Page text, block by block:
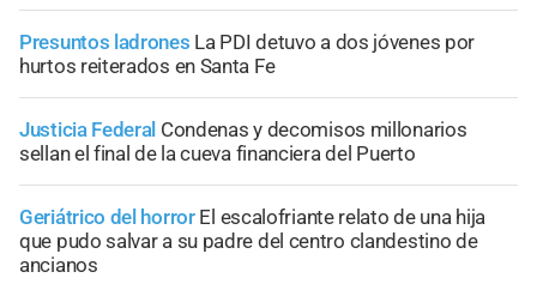
Presuntos ladrones La PDI detuvo a dos jóvenes por
hurtos reiterados en Santa Fe
Justicia Federal Condenas y decomisos millonarios
sellan el final de la cueva financiera del Puerto
Geriátrico del horror El escalofriante relato de una hija
que pudo salvar a su padre del centro clandestino de
ancianos